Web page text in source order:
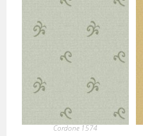
Cordone 1574